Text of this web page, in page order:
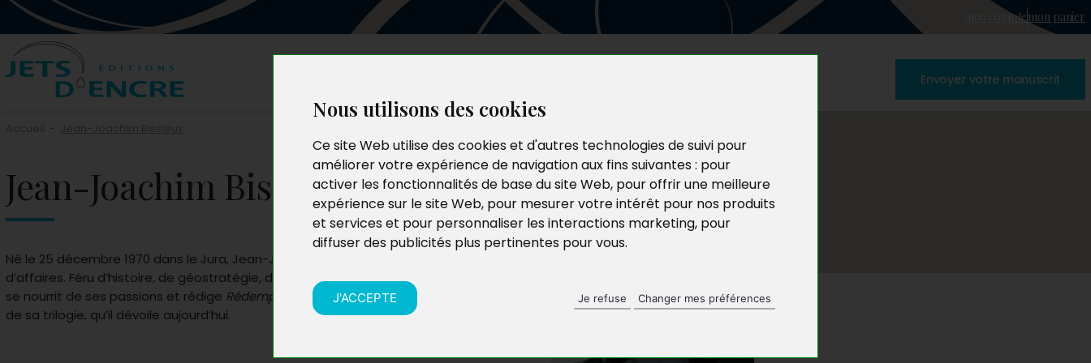
Nous utilisons des cookies
Ce site Web utilise des cookies et d'autres technologies de suivi pour
améliorer votre expérience de navigation aux fins suivantes : pour
activer les fonctionnalités de base du site Web, pour offrir une meilleure
expérience sur le site Web, pour mesurer votre intérêt pour nos produits
et services et pour personnaliser les interactions marketing, pour
diffuser des publicités plus pertinentes pour vous.
J'ACCEPTE Je refuse Changer mes préférences
mon comptemon panier
Envoyez votre manuscrit
Jean-Joachim Bissieux
Né le 25 décembre 1970 dans le Jura, Jean-Joachim Bissieux est avocat
d’affaires. Féru d’histoire, de géostratégie, de golf et même de belles voitures, il
se nourrit de ses passions et rédige Rédemption
, le troisième et dernier tome
de sa trilogie, qu’il dévoile aujourd’hui.